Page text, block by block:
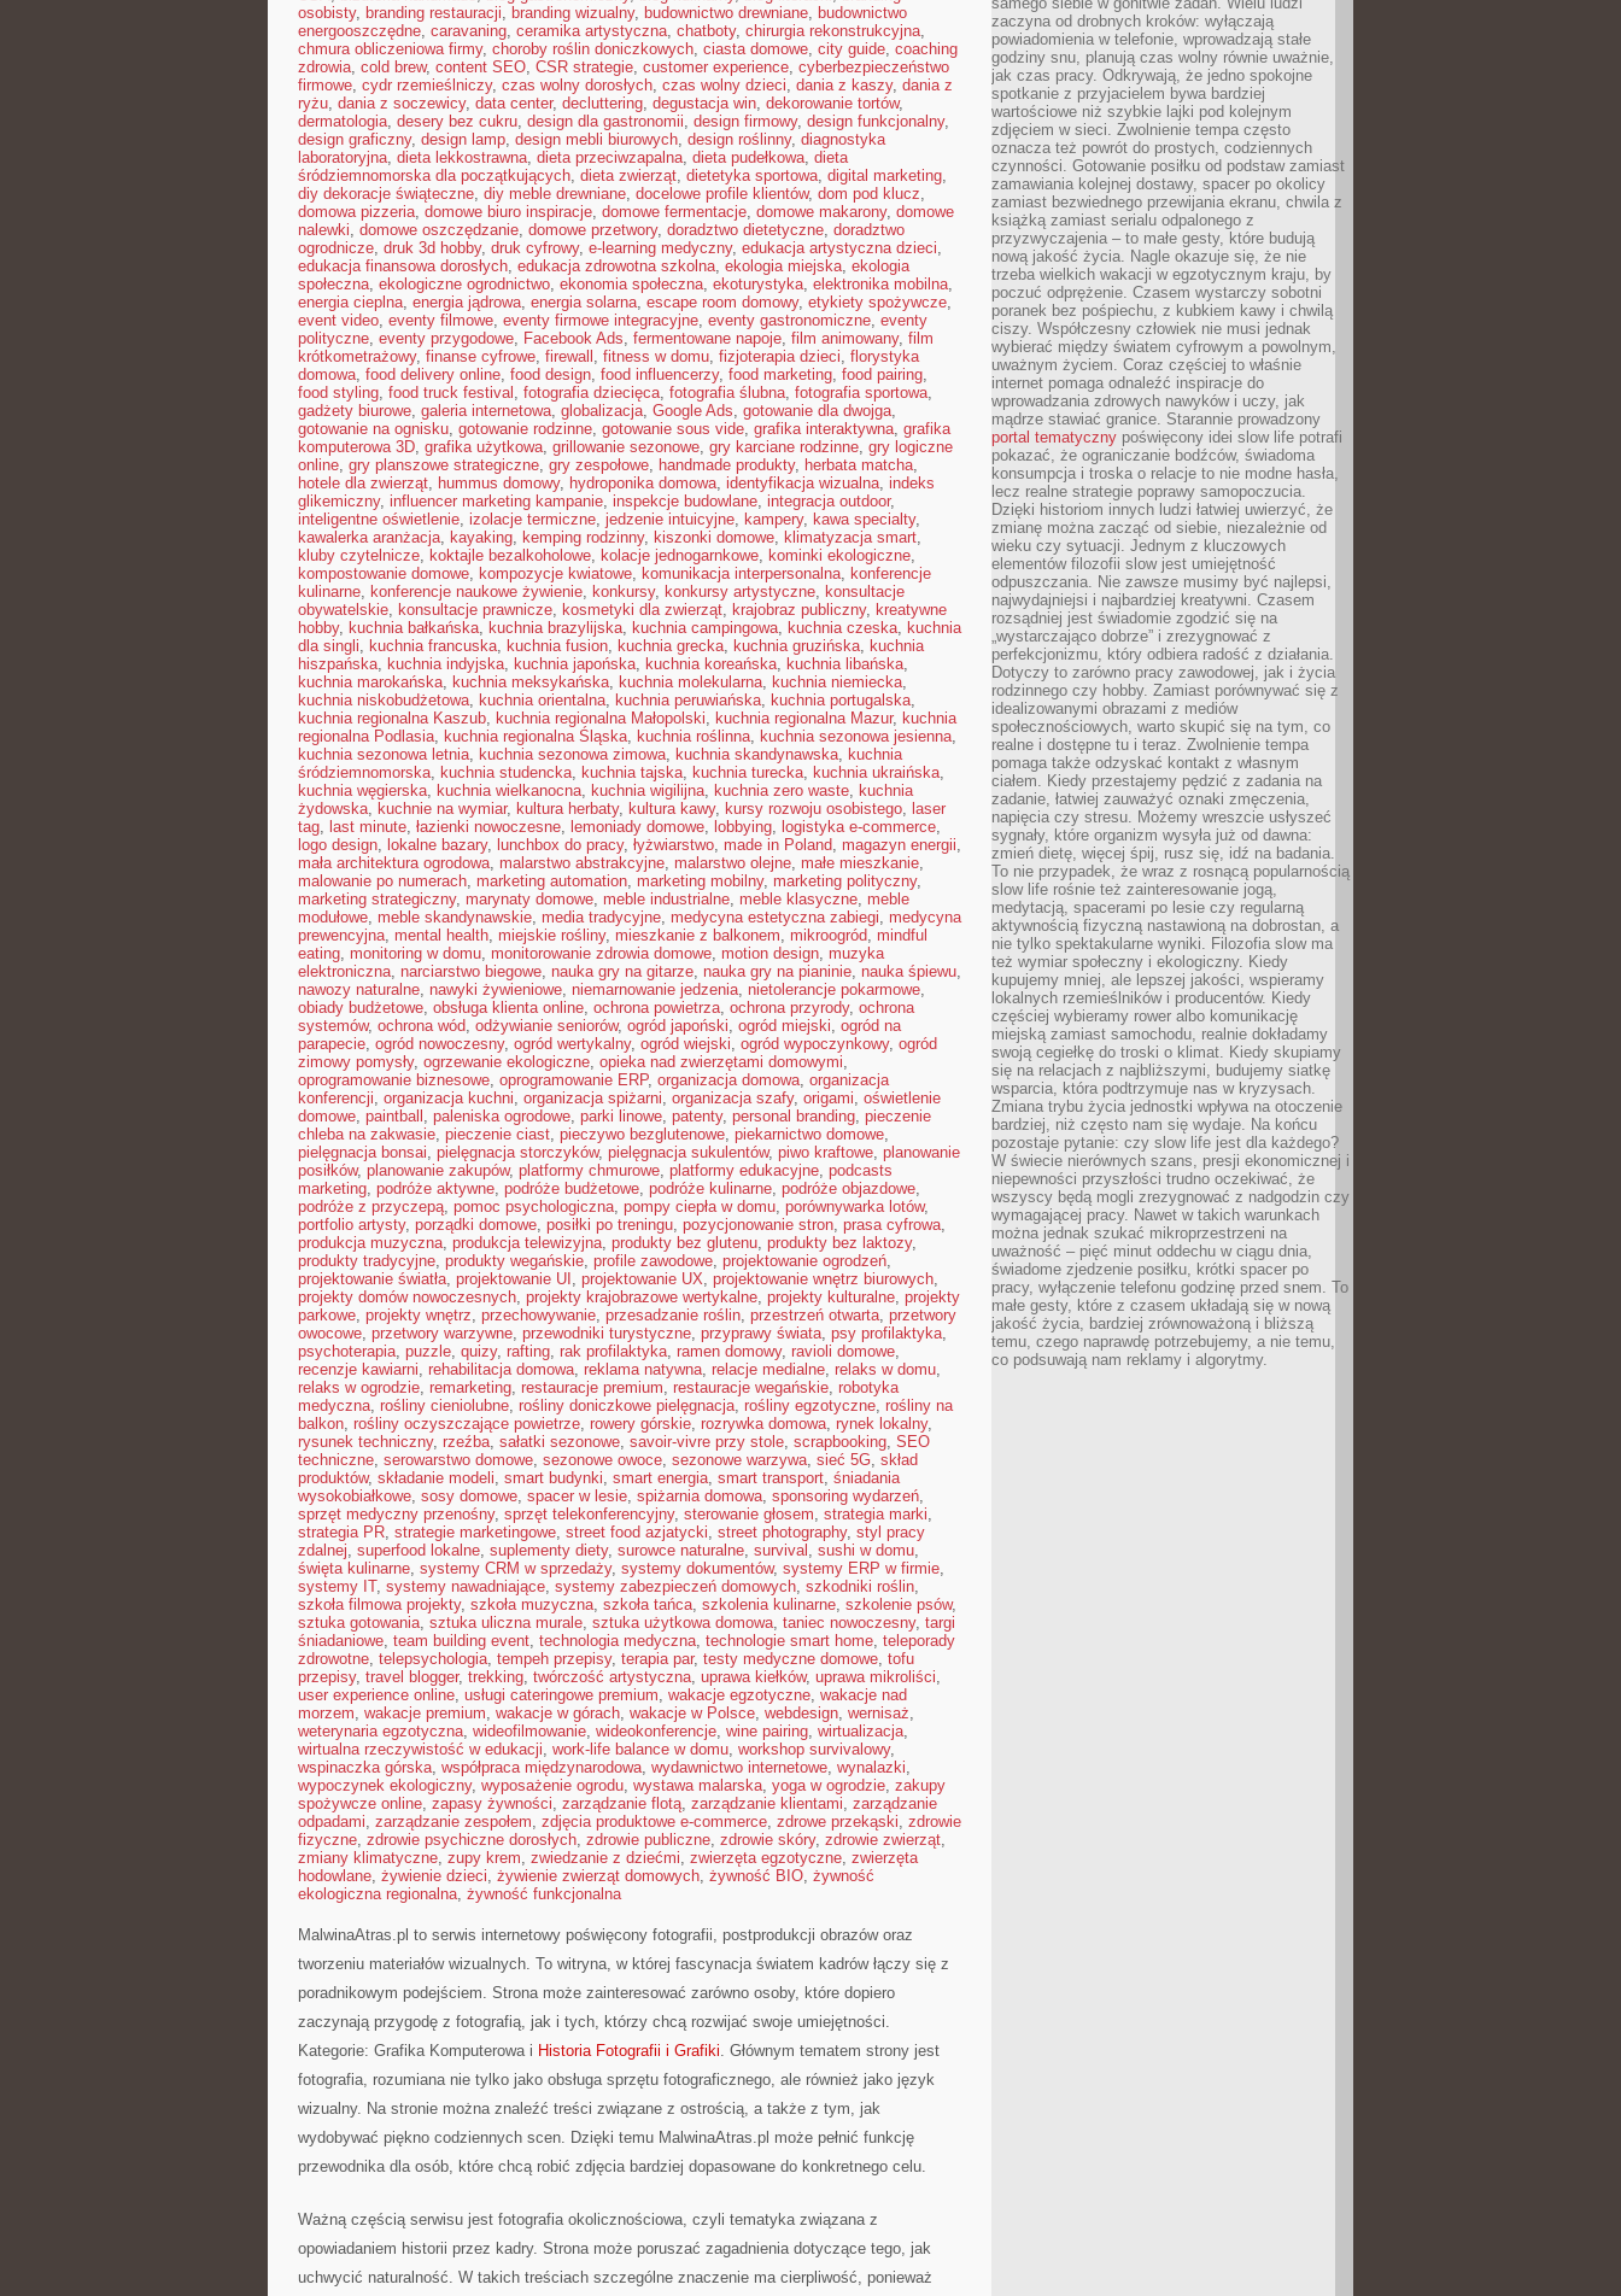
osobisty, branding restauracji, branding wizualny, budownictwo drewniane, budownictwo
energooszczędne, caravaning, ceramika artystyczna, chatboty, chirurgia rekonstrukcyjna,
chmura obliczeniowa firmy, choroby roślin doniczkowych, ciasta domowe, city guide, coaching
zdrowia, cold brew, content SEO, CSR strategie, customer experience, cyberbezpieczeństwo
firmowe, cydr rzemieślniczy, czas wolny dorosłych, czas wolny dzieci, dania z kaszy, dania z
ryżu, dania z soczewicy, data center, decluttering, degustacja win, dekorowanie tortów,
dermatologia, desery bez cukru, design dla gastronomii, design firmowy, design funkcjonalny,
design graficzny, design lamp, design mebli biurowych, design roślinny, diagnostyka
laboratoryjna, dieta lekkostrawna, dieta przeciwzapalna, dieta pudełkowa, dieta
śródziemnomorska dla początkujących, dieta zwierząt, dietetyka sportowa, digital marketing,
diy dekoracje świąteczne, diy meble drewniane, docelowe profile klientów, dom pod klucz,
domowa pizzeria, domowe biuro inspiracje, domowe fermentacje, domowe makarony, domowe
nalewki, domowe oszczędzanie, domowe przetwory, doradztwo dietetyczne, doradztwo
ogrodnicze, druk 3d hobby, druk cyfrowy, e-learning medyczny, edukacja artystyczna dzieci,
edukacja finansowa dorosłych, edukacja zdrowotna szkolna, ekologia miejska, ekologia
społeczna, ekologiczne ogrodnictwo, ekonomia społeczna, ekoturystyka, elektronika mobilna,
energia cieplna, energia jądrowa, energia solarna, escape room domowy, etykiety spożywcze,
event video, eventy filmowe, eventy firmowe integracyjne, eventy gastronomiczne, eventy
polityczne, eventy przygodowe, Facebook Ads, fermentowane napoje, film animowany, film
krótkometrażowy, finanse cyfrowe, firewall , fitness w domu, fizjoterapia dzieci, florystyka
domowa, food delivery online, food design, food influencerzy, food marketing, food pairing,
food styling, food truck festival , fotografia dziecięca, fotografia ślubna, fotografia sportowa,
gadżety biurowe, galeria internetowa, globalizacja, Google Ads, gotowanie dla dwojga,
gotowanie na ognisku, gotowanie rodzinne, gotowanie sous vide, grafika interaktywna, grafika
komputerowa 3D, grafika użytkowa, grillowanie sezonowe, gry karciane rodzinne, gry logiczne
online, gry planszowe strategiczne, gry zespołowe, handmade produkty, herbata matcha,
hotele dla zwierząt, hummus domowy, hydroponika domowa, identyfikacja wizualna, indeks
glikemiczny, influencer marketing kampanie, inspekcje budowlane, integracja outdoor,
inteligentne oświetlenie, izolacje termiczne, jedzenie intuicyjne, kampery, kawa specialty,
kawalerka aranżacja, kayaking, kemping rodzinny, kiszonki domowe, klimatyzacja smart,
kluby czytelnicze, koktajle bezalkoholowe, kolacje jednogarnkowe, kominki ekologiczne,
kompostowanie domowe, kompozycje kwiatowe, komunikacja interpersonalna, konferencje
kulinarne, konferencje naukowe żywienie, konkursy, konkursy artystyczne, konsultacje
obywatelskie, konsultacje prawnicze, kosmetyki dla zwierząt, krajobraz publiczny, kreatywne
hobby, kuchnia bałkańska, kuchnia brazylijska, kuchnia campingowa, kuchnia czeska, kuchnia
dla singli, kuchnia francuska, kuchnia fusion, kuchnia grecka, kuchnia gruzińska, kuchnia
hiszpańska, kuchnia indyjska, kuchnia japońska, kuchnia koreańska, kuchnia libańska,
kuchnia marokańska, kuchnia meksykańska, kuchnia molekularna, kuchnia niemiecka,
kuchnia niskobudżetowa, kuchnia orientalna, kuchnia peruwiańska, kuchnia portugalska,
kuchnia regionalna Kaszub, kuchnia regionalna Małopolski, kuchnia regionalna Mazur, kuchnia
regionalna Podlasia, kuchnia regionalna Śląska, kuchnia roślinna, kuchnia sezonowa jesienna,
kuchnia sezonowa letnia, kuchnia sezonowa zimowa, kuchnia skandynawska, kuchnia
śródziemnomorska, kuchnia studencka, kuchnia tajska, kuchnia turecka, kuchnia ukraińska,
kuchnia węgierska, kuchnia wielkanocna, kuchnia wigilijna, kuchnia zero waste, kuchnia
żydowska, kuchnie na wymiar, kultura herbaty, kultura kawy, kursy rozwoju osobistego, laser
tag, last minute, łazienki nowoczesne, lemoniady domowe, lobbying, logistyka e-commerce,
logo design, lokalne bazary, lunchbox do pracy, łyżwiarstwo, made in Poland, magazyn energii,
mała architektura ogrodowa, malarstwo abstrakcyjne, malarstwo olejne, małe mieszkanie,
malowanie po numerach, marketing automation, marketing mobilny, marketing polityczny,
marketing strategiczny, marynaty domowe, meble industrialne, meble klasyczne, meble
modułowe, meble skandynawskie, media tradycyjne, medycyna estetyczna zabiegi, medycyna
prewencyjna, mental health, miejskie rośliny, mieszkanie z balkonem, mikroogród, mindful
eating, monitoring w domu, monitorowanie zdrowia domowe, motion design, muzyka
elektroniczna, narciarstwo biegowe, nauka gry na gitarze, nauka gry na pianinie, nauka śpiewu,
nawozy naturalne, nawyki żywieniowe, niemarnowanie jedzenia, nietolerancje pokarmowe,
obiady budżetowe, obsługa klienta online, ochrona powietrza, ochrona przyrody, ochrona
systemów, ochrona wód, odżywianie seniorów, ogród japoński, ogród miejski, ogród na
parapecie, ogród nowoczesny, ogród wertykalny, ogród wiejski, ogród wypoczynkowy, ogród
zimowy pomysły, ogrzewanie ekologiczne, opieka nad zwierzętami domowymi,
oprogramowanie biznesowe, oprogramowanie ERP, organizacja domowa, organizacja
konferencji, organizacja kuchni, organizacja spiżarni, organizacja szafy, origami, oświetlenie
domowe, paintball , paleniska ogrodowe, parki linowe, patenty, personal branding, pieczenie
chleba na zakwasie, pieczenie ciast, pieczywo bezglutenowe, piekarnictwo domowe,
pielęgnacja bonsai, pielęgnacja storczyków, pielęgnacja sukulentów, piwo kraftowe, planowanie
posiłków, planowanie zakupów, platformy chmurowe, platformy edukacyjne, podcasts
marketing, podróże aktywne, podróże budżetowe, podróże kulinarne, podróże objazdowe,
podróże z przyczepą, pomoc psychologiczna, pompy ciepła w domu, porównywarka lotów,
portfolio artysty, porządki domowe, posiłki po treningu, pozycjonowanie stron, prasa cyfrowa,
produkcja muzyczna, produkcja telewizyjna, produkty bez glutenu, produkty bez laktozy,
produkty tradycyjne, produkty wegańskie, profile zawodowe, projektowanie ogrodzeń,
projektowanie światła, projektowanie UI , projektowanie UX, projektowanie wnętrz biurowych,
projekty domów nowoczesnych, projekty krajobrazowe wertykalne, projekty kulturalne, projekty
parkowe, projekty wnętrz, przechowywanie, przesadzanie roślin, przestrzeń otwarta, przetwory
owocowe, przetwory warzywne, przewodniki turystyczne, przyprawy świata, psy profilaktyka,
psychoterapia, puzzle, quizy, rafting, rak profilaktyka, ramen domowy, ravioli domowe,
recenzje kawiarni, rehabilitacja domowa, reklama natywna, relacje medialne, relaks w domu,
relaks w ogrodzie, remarketing, restauracje premium, restauracje wegańskie, robotyka
medyczna, rośliny cieniolubne, rośliny doniczkowe pielęgnacja, rośliny egzotyczne, rośliny na
balkon, rośliny oczyszczające powietrze, rowery górskie, rozrywka domowa, rynek lokalny,
rysunek techniczny, rzeźba, sałatki sezonowe, savoir-vivre przy stole, scrapbooking, SEO
techniczne, serowarstwo domowe, sezonowe owoce, sezonowe warzywa, sieć 5G, skład
produktów, składanie modeli, smart budynki, smart energia, smart transport, śniadania
wysokobiałkowe, sosy domowe, spacer w lesie, spiżarnia domowa, sponsoring wydarzeń,
sprzęt medyczny przenośny, sprzęt telekonferencyjny, sterowanie głosem, strategia marki,
strategia PR, strategie marketingowe, street food azjatycki, street photography, styl pracy
zdalnej, superfood lokalne, suplementy diety, surowce naturalne, survival , sushi w domu,
święta kulinarne, systemy CRM w sprzedaży, systemy dokumentów, systemy ERP w firmie,
systemy IT, systemy nawadniające, systemy zabezpieczeń domowych, szkodniki roślin,
szkoła filmowa projekty, szkoła muzyczna, szkoła tańca, szkolenia kulinarne, szkolenie psów,
sztuka gotowania, sztuka uliczna murale, sztuka użytkowa domowa, taniec nowoczesny, targi
śniadaniowe, team building event, technologia medyczna, technologie smart home, teleporady
zdrowotne, telepsychologia, tempeh przepisy, terapia par, testy medyczne domowe, tofu
przepisy, travel blogger, trekking, twórczość artystyczna, uprawa kiełków, uprawa mikroliści,
user experience online, usługi cateringowe premium, wakacje egzotyczne, wakacje nad
morzem, wakacje premium, wakacje w górach, wakacje w Polsce, webdesign, wernisaż,
weterynaria egzotyczna, wideofilmowanie, wideokonferencje, wine pairing, wirtualizacja,
wirtualna rzeczywistość w edukacji, work-life balance w domu, workshop survivalowy,
wspinaczka górska, współpraca międzynarodowa, wydawnictwo internetowe, wynalazki,
wypoczynek ekologiczny, wyposażenie ogrodu, wystawa malarska, yoga w ogrodzie, zakupy
spożywcze online, zapasy żywności, zarządzanie flotą, zarządzanie klientami, zarządzanie
odpadami, zarządzanie zespołem, zdjęcia produktowe e-commerce, zdrowe przekąski, zdrowie
fizyczne, zdrowie psychiczne dorosłych, zdrowie publiczne, zdrowie skóry, zdrowie zwierząt,
zmiany klimatyczne, zupy krem, zwiedzanie z dziećmi, zwierzęta egzotyczne, zwierzęta
hodowlane, żywienie dzieci, żywienie zwierząt domowych, żywność BIO, żywność
ekologiczna regionalna, żywność funkcjonalna
MalwinaAtras.pl to serwis internetowy poświęcony fotografii, postprodukcji obrazów oraz
tworzeniu materiałów wizualnych. To witryna, w której fascynacja światem kadrów łączy się z
poradnikowym podejściem. Strona może zainteresować zarówno osoby, które dopiero
zaczynają przygodę z fotografią, jak i tych, którzy chcą rozwijać swoje umiejętności.
Kategorie: Grafika Komputerowa i Historia Fotografii i Grafiki. Głównym tematem strony jest
fotografia, rozumiana nie tylko jako obsługa sprzętu fotograficznego, ale również jako język
wizualny. Na stronie można znaleźć treści związane z ostrością, a także z tym, jak
wydobywać piękno codziennych scen. Dzięki temu MalwinaAtras.pl może pełnić funkcję
przewodnika dla osób, które chcą robić zdjęcia bardziej dopasowane do konkretnego celu.
Ważną częścią serwisu jest fotografia okolicznościowa, czyli tematyka związana z
opowiadaniem historii przez kadry. Strona może poruszać zagadnienia dotyczące tego, jak
uchwycić naturalność. W takich treściach szczególne znaczenie ma cierpliwość, ponieważ
zaczyna od drobnych kroków: wyłączają
powiadomienia w telefonie, wprowadzają stałe
godziny snu, planują czas wolny równie uważnie,
jak czas pracy. Odkrywają, że jedno spokojne
spotkanie z przyjacielem bywa bardziej
wartościowe niż szybkie lajki pod kolejnym
zdjęciem w sieci. Zwolnienie tempa często
oznacza też powrót do prostych, codziennych
czynności. Gotowanie posiłku od podstaw zamiast
zamawiania kolejnej dostawy, spacer po okolicy
zamiast bezwiednego przewijania ekranu, chwila z
książką zamiast serialu odpalonego z
przyzwyczajenia – to małe gesty, które budują
nową jakość życia. Nagle okazuje się, że nie
trzeba wielkich wakacji w egzotycznym kraju, by
poczuć odprężenie. Czasem wystarczy sobotni
poranek bez pośpiechu, z kubkiem kawy i chwilą
ciszy. Współczesny człowiek nie musi jednak
wybierać między światem cyfrowym a powolnym,
uważnym życiem. Coraz częściej to właśnie
internet pomaga odnaleźć inspiracje do
wprowadzania zdrowych nawyków i uczy, jak
mądrze stawiać granice. Starannie prowadzony
portal tematyczny poświęcony idei slow life potrafi
pokazać, że ograniczanie bodźców, świadoma
konsumpcja i troska o relacje to nie modne hasła,
lecz realne strategie poprawy samopoczucia.
Dzięki historiom innych ludzi łatwiej uwierzyć, że
zmianę można zacząć od siebie, niezależnie od
wieku czy sytuacji. Jednym z kluczowych
elementów filozofii slow jest umiejętność
odpuszczania. Nie zawsze musimy być najlepsi,
najwydajniejsi i najbardziej kreatywni. Czasem
rozsądniej jest świadomie zgodzić się na
„wystarczająco dobrze” i zrezygnować z
perfekcjonizmu, który odbiera radość z działania.
Dotyczy to zarówno pracy zawodowej, jak i życia
rodzinnego czy hobby. Zamiast porównywać się z
idealizowanymi obrazami z mediów
społecznościowych, warto skupić się na tym, co
realne i dostępne tu i teraz. Zwolnienie tempa
pomaga także odzyskać kontakt z własnym
ciałem. Kiedy przestajemy pędzić z zadania na
zadanie, łatwiej zauważyć oznaki zmęczenia,
napięcia czy stresu. Możemy wreszcie usłyszeć
sygnały, które organizm wysyła już od dawna:
zmień dietę, więcej śpij, rusz się, idź na badania.
To nie przypadek, że wraz z rosnącą popularnością
slow life rośnie też zainteresowanie jogą,
medytacją, spacerami po lesie czy regularną
aktywnością fizyczną nastawioną na dobrostan, a
nie tylko spektakularne wyniki. Filozofia slow ma
też wymiar społeczny i ekologiczny. Kiedy
kupujemy mniej, ale lepszej jakości, wspieramy
lokalnych rzemieślników i producentów. Kiedy
częściej wybieramy rower albo komunikację
miejską zamiast samochodu, realnie dokładamy
swoją cegiełkę do troski o klimat. Kiedy skupiamy
się na relacjach z najbliższymi, budujemy siatkę
wsparcia, która podtrzymuje nas w kryzysach.
Zmiana trybu życia jednostki wpływa na otoczenie
bardziej, niż często nam się wydaje. Na końcu
pozostaje pytanie: czy slow life jest dla każdego?
W świecie nierównych szans, presji ekonomicznej i
niepewności przyszłości trudno oczekiwać, że
wszyscy będą mogli zrezygnować z nadgodzin czy
wymagającej pracy. Nawet w takich warunkach
można jednak szukać mikroprzestrzeni na
uważność – pięć minut oddechu w ciągu dnia,
świadome zjedzenie posiłku, krótki spacer po
pracy, wyłączenie telefonu godzinę przed snem. To
małe gesty, które z czasem układają się w nową
jakość życia, bardziej zrównoważoną i bliższą
temu, czego naprawdę potrzebujemy, a nie temu,
co podsuwają nam reklamy i algorytmy.